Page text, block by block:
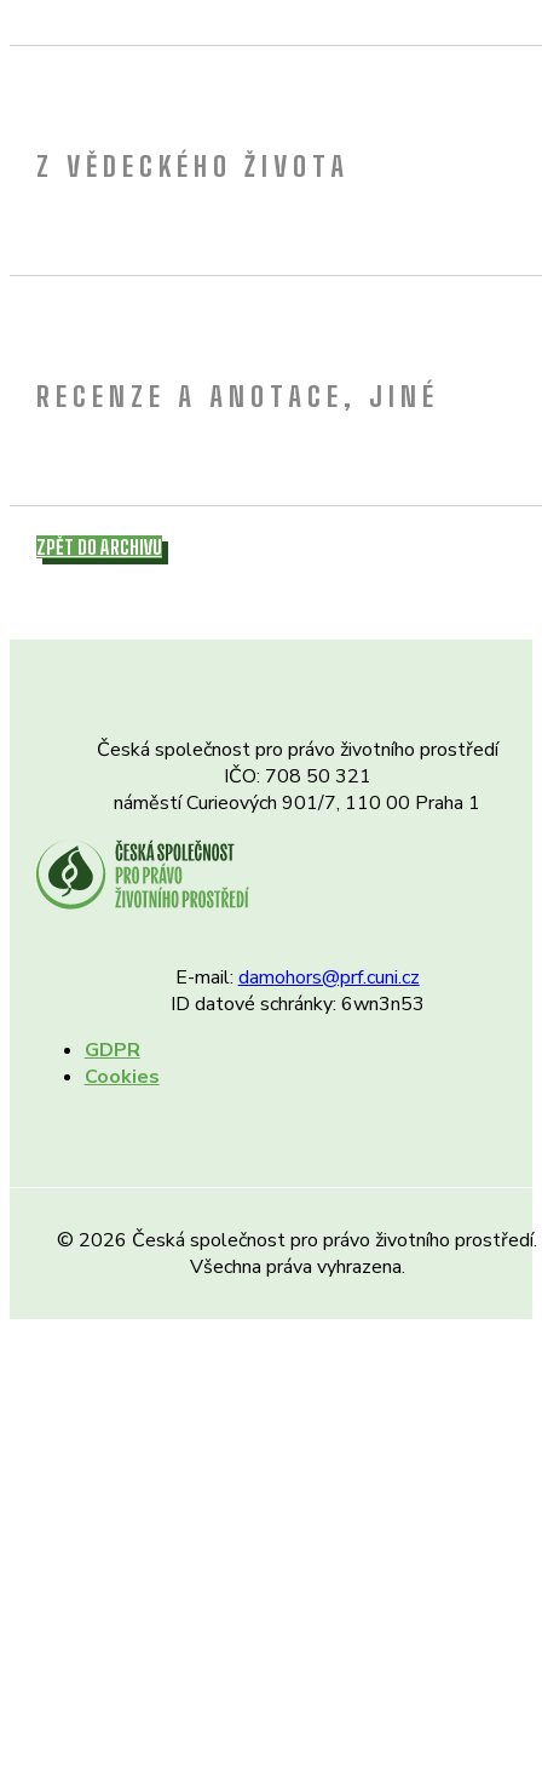
Z VĚDECKÉHO ŽIVOTA
RECENZE A ANOTACE, JINÉ
ZPĚT DO ARCHIVU
Česká společnost pro právo životního prostředí
IČO: 708 50 321
náměstí Curieových 901/7, 110 00 Praha 1
E-mail: damohors@prf.cuni.cz
ID datové schránky: 6wn3n53
GDPR
Cookies
© 2026 Česká společnost pro právo životního prostředí.
Všechna práva vyhrazena.